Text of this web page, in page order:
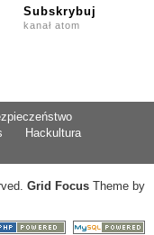
Subskrybuj
kanał atom
Hackultura
Grid Focus Theme by